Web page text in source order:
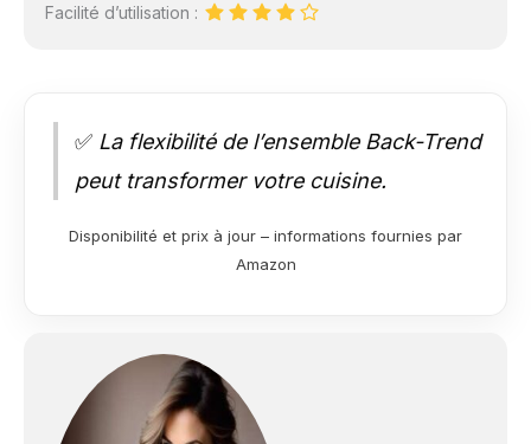
Facilité d’utilisation :
✅ La flexibilité de l’ensemble Back-Trend
peut transformer votre cuisine.
Disponibilité et prix à jour – informations fournies par
Amazon